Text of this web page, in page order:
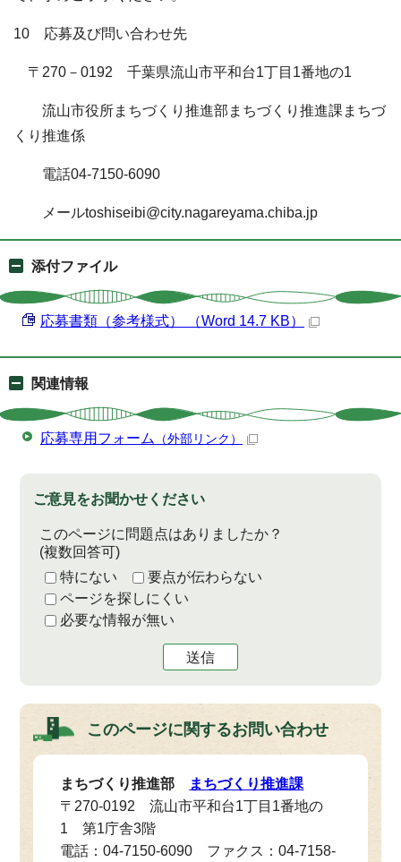
10 応募及び問い合わせ先
〒270－0192 千葉県流山市平和台1丁目1番地の1
流山市役所まちづくり推進部まちづくり推進課まちづ
くり推進係
電話04-7150-6090
メールtoshiseibi@city.nagareyama.chiba.jp
添付ファイル
応募書類（参考様式） （Word 14.7 KB）
関連情報
応募専用フォーム （外部リンク）
ご意見をお聞かせください
このページに問題点はありましたか？
(複数回答可)
特にない
要点が伝わらない
ページを探しにくい
必要な情報が無い
送信
このページに関するお問い合わせ
まちづくり推進部
まちづくり推進課
〒270-0192 流山市平和台1丁目1番地の
1 第1庁舎3階
電話：04-7150-6090 ファクス：04-7158-